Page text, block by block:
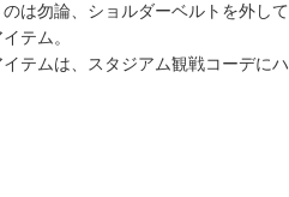
は勿論、ショルダーベルトを外して
テム。
テムは、スタジアム観戦コーデにハ